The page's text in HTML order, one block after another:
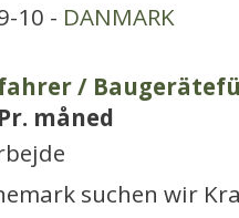
10 - DANMARK
/
måned
suchen wir